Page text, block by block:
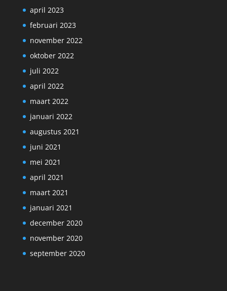
april 2023
februari 2023
november 2022
oktober 2022
juli 2022
april 2022
maart 2022
januari 2022
augustus 2021
juni 2021
mei 2021
april 2021
maart 2021
januari 2021
december 2020
november 2020
september 2020